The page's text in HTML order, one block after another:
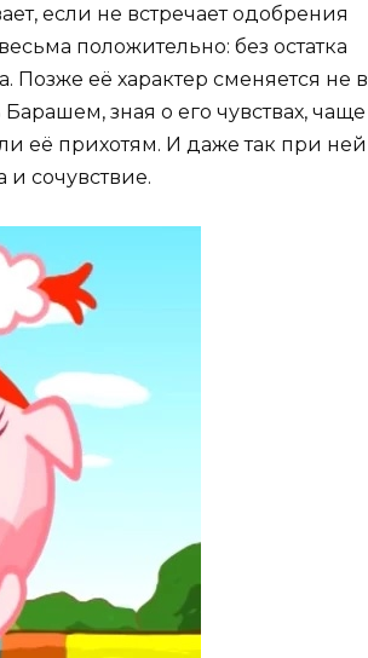
если не встречает одобрения
положительно: без остатка
Позже её характер сменяется не в
зная о его чувствах, чаще
её прихотям. И даже так при ней
и сочувствие.